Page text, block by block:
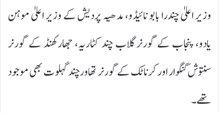
وزیر اعلیٰ چندرا بابو نائیڈو، مدھیہ پردیش کے وزیر اعلیٰ موہن
یادو، پنجاب کے گورنر گلاب چند کٹاریہ، جھارکھنڈ کے گورنر
سنتوش گنگوار اور کرناٹک کے گورنر تھاورچند گہلوت بھی موجود
تھے۔